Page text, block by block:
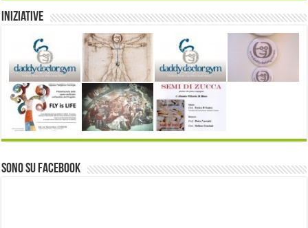
Iniziative
Sono su Facebook